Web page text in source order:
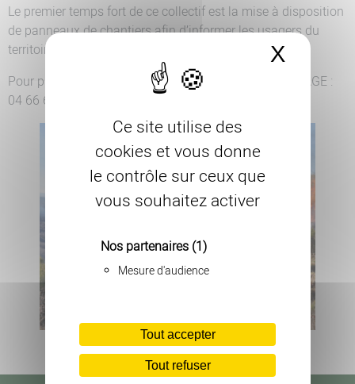
Ce site utilise des
cookies et vous donne
le contrôle sur ceux que
vous souhaitez activer
Nos partenaires (1)
Mesure d'audience
Tout accepter
Tout refuser
X
Le premier temps fort de ce collectif est la mise à disposition
de panneaux de chantiers afin d’informer les usagers du
territoire d’un brûlage pastoral.
Pour plus d’informations, contacter l’association COPAGE :
04 66 65 64 57 – mail : copage@lozere.chambagri.fr